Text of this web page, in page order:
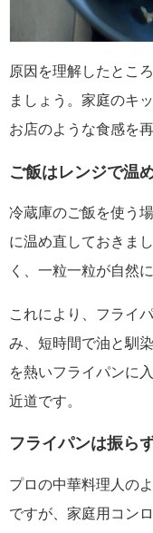
原因を理解したとこ
ましょう。家庭のキ
お店のような食感を
ご飯はレンジで温
冷蔵庫のご飯を使う
に温め直しておきま
く、一粒一粒が自然
これにより、フライ
み、短時間で油と馴
を熱いフライパンに
近道です。
フライパンは振ら
プロの中華料理人の
ですが、家庭用コン